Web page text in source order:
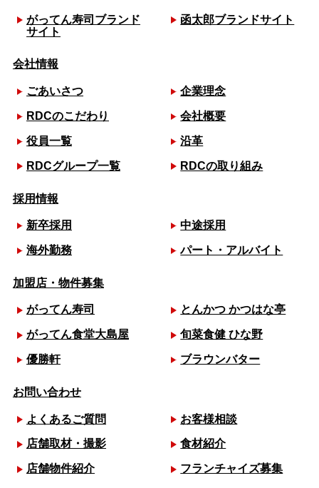
がってん寿司ブランド
サイト
函太郎ブランドサイト
会社情報
ごあいさつ 企業理念
RDCのこだわり 会社概要
役員一覧 沿革
RDCグループ一覧 RDCの取り組み
採用情報
新卒採用 中途採用
海外勤務 パート・アルバイト
加盟店・物件募集
がってん寿司 とんかつ かつはな亭
がってん食堂大島屋 旬菜食健 ひな野
優勝軒 ブラウンバター
お問い合わせ
よくあるご質問 お客様相談
店舗取材・撮影 食材紹介
店舗物件紹介 フランチャイズ募集